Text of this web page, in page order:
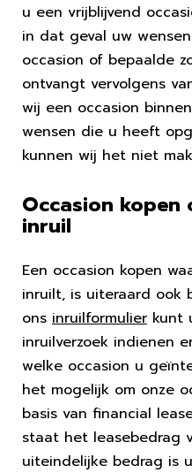
u een vrijblijvend
in dat geval uw
occasion of bepaalde
ontvangt vervolgens
wij een occasion
wensen die u heeft
kunnen wij het niet
Occasion kopen
inruil
Een occasion kopen
inruilt, is uiteraard ook
ons inruilformulier kunt
inruilverzoek indienen
welke occasion u
het mogelijk om onze
basis van financial
staat het leasebedrag
uiteindelijke bedrag is